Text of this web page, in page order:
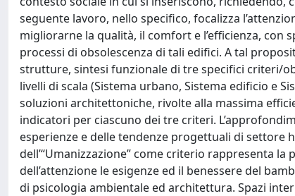
seguente lavoro, nello specifico, focalizza
migliorarne la qualità, il comfort e l’efficienza, con
processi di obsolescenza di tali edifici. A tal
strutture, sintesi funzionale di tre specifici criteri/
livelli di scala (Sistema urbano, Sistema edificio e
soluzioni architettoniche, rivolte alla massima
indicatori per ciascuno dei tre criteri.
esperienze e delle tendenze progettuali di settore
dell’“Umanizzazione” come criterio rappresenta
dell’attenzione le esigenze ed il benessere del
di psicologia ambientale ed architettura. Spazi